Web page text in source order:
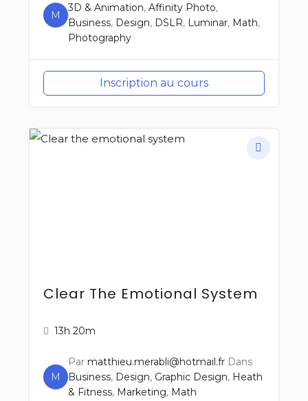
M
3D & Animation, Affinity Photo,
Business, Design, DSLR, Luminar, Math,
Photography
Inscription au cours
Clear The Emotional System
13h 20m
M
Par matthieu.merabli@hotmail.frDans
Business, Design, Graphic Design, Heath
& Fitness, Marketing, Math